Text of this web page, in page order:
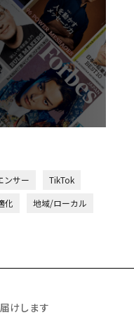
ンサー
TikTok
化
地域/ローカル
けします